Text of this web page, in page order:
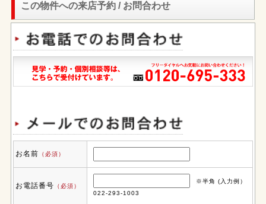
この物件への来店予約 / お問合わせ
お名前 （必須）
お電話番号 （必須）
※半角 (入力例）
022-293-1003